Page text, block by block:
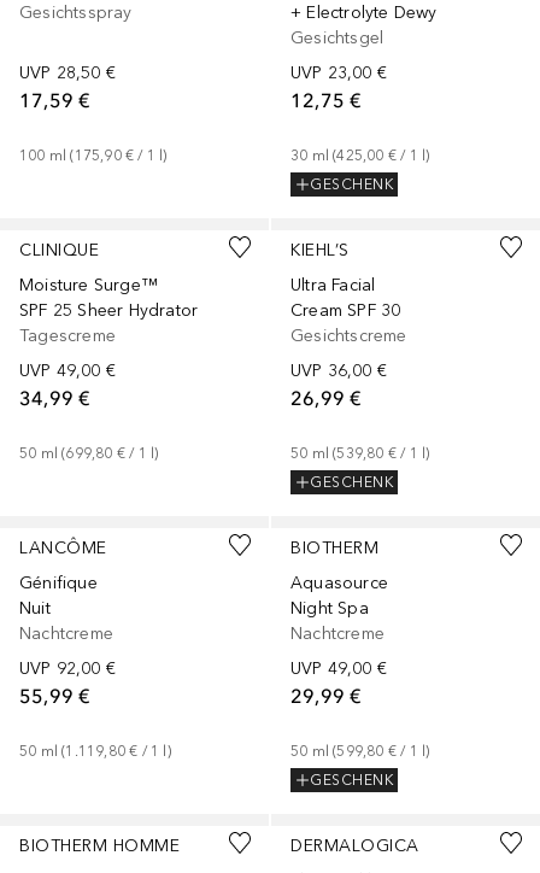
Gesichtsspray
UVP 28,50 €
17,59 €
100 ml (175,90 € / 1 l)
+ Electrolyte Dewy
Gesichtsgel
UVP 23,00 €
12,75 €
30 ml (425,00 € / 1 l)
GESCHENK
CLINIQUE
Moisture Surge™
SPF 25 Sheer Hydrator
Tagescreme
UVP 49,00 €
34,99 €
50 ml (699,80 € / 1 l)
KIEHL’S
Ultra Facial
Cream SPF 30
Gesichtscreme
UVP 36,00 €
26,99 €
50 ml (539,80 € / 1 l)
GESCHENK
LANCÔME
Génifique
Nuit
Nachtcreme
UVP 92,00 €
55,99 €
50 ml (1.119,80 € / 1 l)
BIOTHERM
Aquasource
Night Spa
Nachtcreme
UVP 49,00 €
29,99 €
50 ml (599,80 € / 1 l)
GESCHENK
BIOTHERM HOMME
DERMALOGICA
Größen